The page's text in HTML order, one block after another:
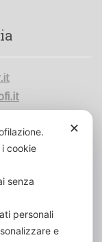
✕
cookie
senza
personali
e